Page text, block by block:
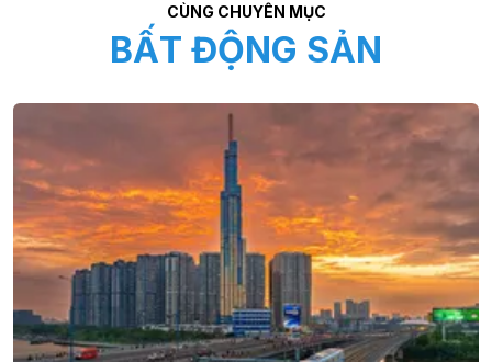
CÙNG CHUYÊN MỤC
BẤT ĐỘNG SẢN